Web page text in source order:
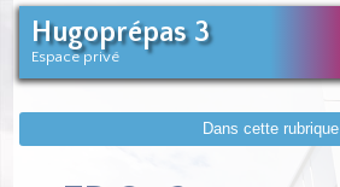
Hugoprépas 3
Espace privé
Dans cette rubrique